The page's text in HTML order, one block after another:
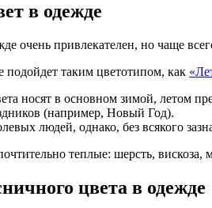
в одежде
очень привлекателен, но чаще
таким цветотипом, как
носят в основном зимой, летом
(например, Новый Год).
людей, однако, без всякого
теплые: шерсть, вискоза,
цвета в одежде